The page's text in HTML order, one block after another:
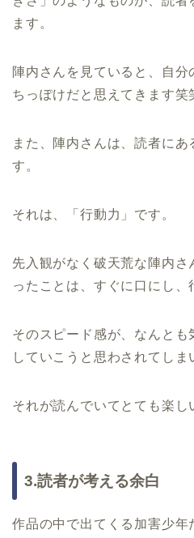
ます。
陣内さんを見ていると、自分
ちっぽけだと思えてきます笑
また、陣内さんは、読者にあ
す。
それは、「行動力」です。
先入観がなく破天荒な陣内さ
ったことは、すぐに口にし、
そのスピード感が、なんとも
していこうと思わされてしま
それが読んでいてとても楽し
3.読者が考える余白
作品の中で出てくる加害少年